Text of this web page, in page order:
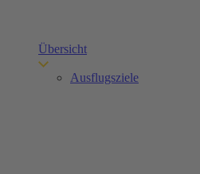
Übersicht
Ausflugsziele